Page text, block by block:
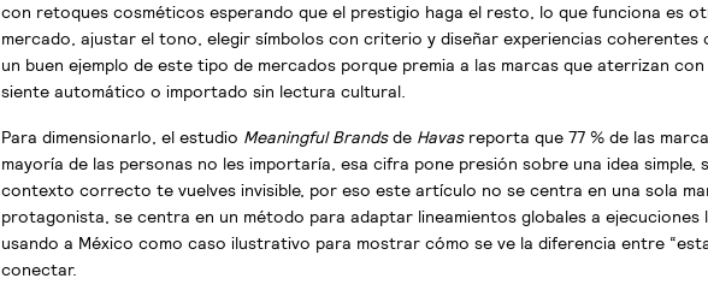
con retoques cosméticos esperando que el prestigio haga el resto, lo que funciona es
mercado, ajustar el tono, elegir símbolos con criterio y diseñar experiencias coherentes
un buen ejemplo de este tipo de mercados porque premia a las marcas que aterrizan
siente automático o importado sin lectura cultural.
Para dimensionarlo, el estudio Meaningful Brandsde Havasreporta que 77 % de las
mayoría de las personas no les importaría, esa cifra pone presión sobre una idea simple,
contexto correcto te vuelves invisible, por eso este artículo no se centra en una sola
protagonista, se centra en un método para adaptar lineamientos globales a ejecuciones
usando a México como caso ilustrativo para mostrar cómo se ve la diferencia entre
conectar.